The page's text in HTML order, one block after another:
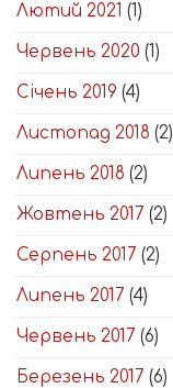
Лютий 2021 (1)
Червень 2020 (1)
Січень 2019 (4)
Листопад 2018 (2)
Липень 2018 (2)
Жовтень 2017 (2)
Серпень 2017 (2)
Липень 2017 (4)
Червень 2017 (6)
Березень 2017 (6)